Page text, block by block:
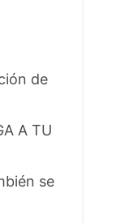
de
A TU
se